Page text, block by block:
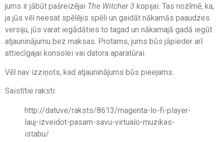
jums ir jābūt pašreizējai The Witcher 3 kopijai. Tas nozīmē, ka,
ja jūs vēl neesat spēlējis spēli un gaidāt nākamās paaudzes
versiju, jūs varat iegādāties to tagad un nākamajā gadā iegūt
atjauninājumu bez maksas. Protams, jums būs jāpieder arī
attiecīgajai konsolei vai datora aparatūrai.
Vēl nav izziņots, kad atjauninājums būs pieejams.
Saistītie raksti:
http://datuve/raksts/8613/magenta-lo-fi-player-
lauj-izveidot-pasam-savu-virtualo-muzikas-
istabu/